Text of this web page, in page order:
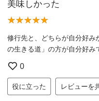
美味しかった
修行先と、どちらが自分好み
の生きる道」の方が自分好み
0
役に立った レビューを